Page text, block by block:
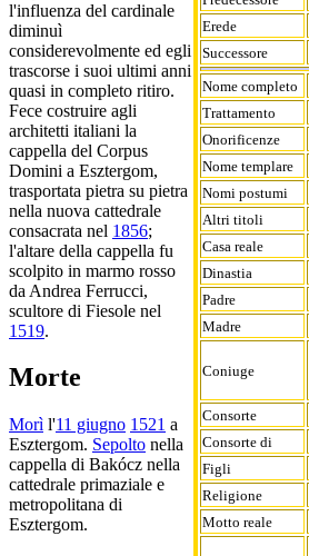
Erede
Successore
Nome completo
Trattamento
Onorificenze
Nome templare
Nomi postumi
Altri titoli
Casa reale
Dinastia
Padre
Madre
Coniuge
Consorte
Consorte di
Figli
Religione
Motto reale
l'influenza del cardinale
diminuì
considerevolmente ed egli
trascorse i suoi ultimi anni
quasi in completo ritiro.
Fece costruire agli
architetti italiani la
cappella del Corpus
Domini a Esztergom,
trasportata pietra su pietra
nella nuova cattedrale
consacrata nel 1856;
l'altare della cappella fu
scolpito in marmo rosso
da Andrea Ferrucci,
scultore di Fiesole nel
1519.
Morte
Morì l'11 giugno 1521 a
Esztergom. Sepolto nella
cappella di Bakócz nella
cattedrale primaziale e
metropolitana di
Esztergom.